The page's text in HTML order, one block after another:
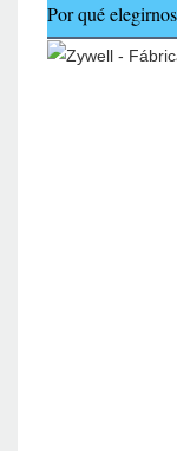
Por qué elegirnos